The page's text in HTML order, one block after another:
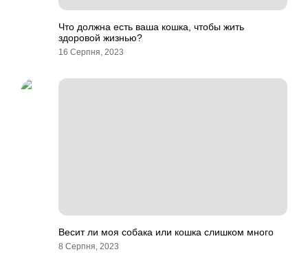
Что должна есть ваша кошка, чтобы жить
здоровой жизнью?
16 Серпня, 2023
Весит ли моя собака или кошка слишком много
8 Серпня, 2023